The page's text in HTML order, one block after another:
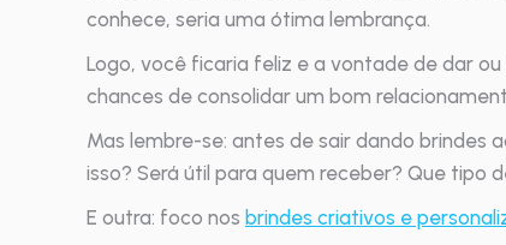
conhece, seria uma ótima lembrança.
Logo, você ficaria feliz e a vontade de dar
chances de consolidar um bom
Mas lembre-se: antes de sair dando brindes
isso? Será útil para quem receber? Que tipo
E outra: foco nos brindes criativos e